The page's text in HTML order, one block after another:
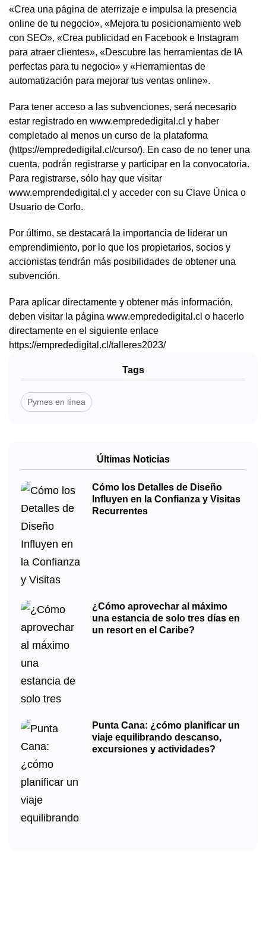
«Crea una página de aterrizaje e impulsa la presencia
online de tu negocio», «Mejora tu posicionamiento web
con SEO», «Crea publicidad en Facebook e Instagram
para atraer clientes», «Descubre las herramientas de IA
perfectas para tu negocio» y «Herramientas de
automatización para mejorar tus ventas online».
Para tener acceso a las subvenciones, será necesario
estar registrado en www.emprededigital.cl y haber
completado al menos un curso de la plataforma
(https://emprededigital.cl/curso/). En caso de no tener una
cuenta, podrán registrarse y participar en la convocatoria.
Para registrarse, sólo hay que visitar
www.emprendedigital.cl y acceder con su Clave Única o
Usuario de Corfo.
Por último, se destacará la importancia de liderar un
emprendimiento, por lo que los propietarios, socios y
accionistas tendrán más posibilidades de obtener una
subvención.
Para aplicar directamente y obtener más información,
deben visitar la página www.emprededigital.cl o hacerlo
directamente en el siguiente enlace
https://emprededigital.cl/talleres2023/
Tags
Pymes en línea
Últimas Noticias
Cómo los Detalles de Diseño
Influyen en la Confianza y Visitas
Recurrentes
¿Cómo aprovechar al máximo
una estancia de solo tres días en
un resort en el Caribe?
Punta Cana: ¿cómo planificar un
viaje equilibrando descanso,
excursiones y actividades?